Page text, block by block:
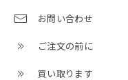
お問い合わせ
ご注文の前に
買い取ります